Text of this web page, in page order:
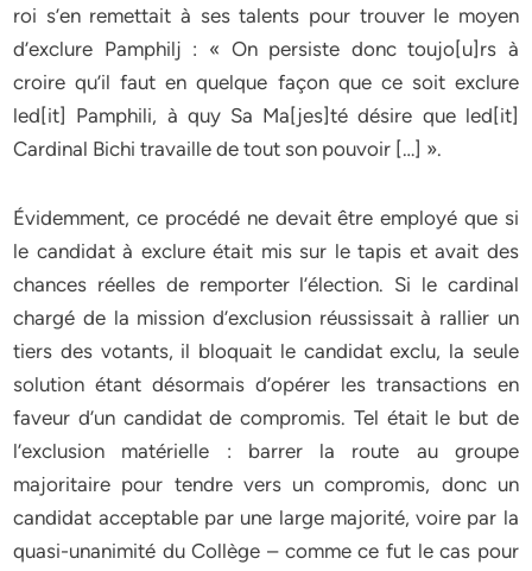
roi s’en remettait à ses talents pour trouver le moyen
d’exclure Pamphilj : « On persiste donc toujo[u]rs à
croire qu’il faut en quelque façon que ce soit exclure
led[it] Pamphili, à quy Sa Ma[jes]té désire que led[it]
Cardinal Bichi travaille de tout son pouvoir […] ».
Évidemment, ce procédé ne devait être employé que si
le candidat à exclure était mis sur le tapis et avait des
chances réelles de remporter l’élection. Si le cardinal
chargé de la mission d’exclusion réussissait à rallier un
tiers des votants, il bloquait le candidat exclu, la seule
solution étant désormais d’opérer les transactions en
faveur d’un candidat de compromis. Tel était le but de
l’exclusion matérielle : barrer la route au groupe
majoritaire pour tendre vers un compromis, donc un
candidat acceptable par une large majorité, voire par la
quasi-unanimité du Collège – comme ce fut le cas pour